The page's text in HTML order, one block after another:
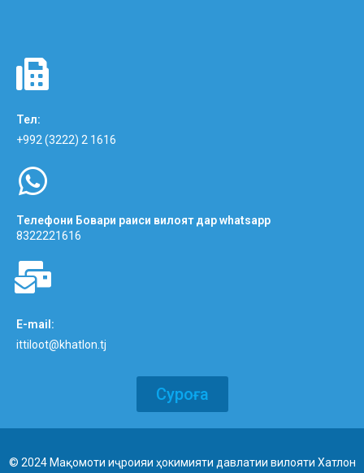
Тел:
+992 (3222) 2 1616
Телефони Бовари раиси вилоят дар whatsapp
8322221616
E-mail:
ittiloot@khatlon.tj
Суроға
© 2024 Мақомоти иҷроияи ҳокимияти давлатии вилояти Хатлон